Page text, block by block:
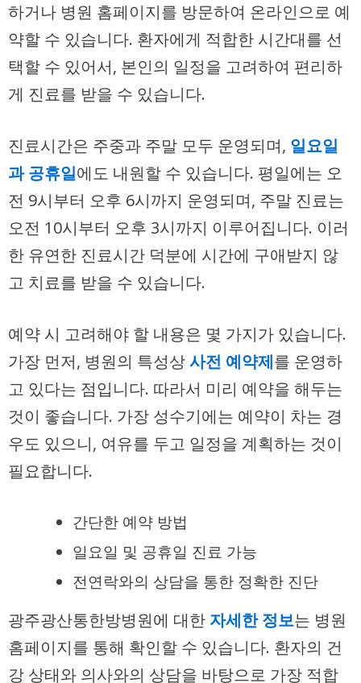
하거나 병원 홈페이지를 방문하여 온라인으로 예
약할 수 있습니다. 환자에게 적합한 시간대를 선
택할 수 있어서, 본인의 일정을 고려하여 편리하
게 진료를 받을 수 있습니다.
진료시간은 주중과 주말 모두 운영되며, 일요일
과 공휴일에도 내원할 수 있습니다. 평일에는 오
전 9시부터 오후 6시까지 운영되며, 주말 진료는
오전 10시부터 오후 3시까지 이루어집니다. 이러
한 유연한 진료시간 덕분에 시간에 구애받지 않
고 치료를 받을 수 있습니다.
예약 시 고려해야 할 내용은 몇 가지가 있습니다.
가장 먼저, 병원의 특성상사전 예약제를 운영하
고 있다는 점입니다. 따라서 미리 예약을 해두는
것이 좋습니다. 가장 성수기에는 예약이 차는 경
우도 있으니, 여유를 두고 일정을 계획하는 것이
필요합니다.
간단한 예약 방법
일요일 및 공휴일 진료 가능
전연락와의 상담을 통한 정확한 진단
광주광산통한방병원에 대한 자세한 정보는 병원
홈페이지를 통해 확인할 수 있습니다. 환자의 건
강 상태와 의사와의 상담을 바탕으로 가장 적합